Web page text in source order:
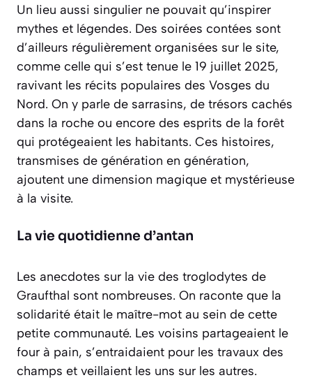
Un lieu aussi singulier ne pouvait qu’inspirer
mythes et légendes. Des soirées contées sont
d’ailleurs régulièrement organisées sur le site,
comme celle qui s’est tenue le 19 juillet 2025,
ravivant les récits populaires des Vosges du
Nord. On y parle de sarrasins, de trésors cachés
dans la roche ou encore des esprits de la forêt
qui protégeaient les habitants. Ces histoires,
transmises de génération en génération,
ajoutent une dimension magique et mystérieuse
à la visite.
La vie quotidienne d’antan
Les anecdotes sur la vie des troglodytes de
Graufthal sont nombreuses. On raconte que la
solidarité était le maître-mot au sein de cette
petite communauté. Les voisins partageaient le
four à pain, s’entraidaient pour les travaux des
champs et veillaient les uns sur les autres.